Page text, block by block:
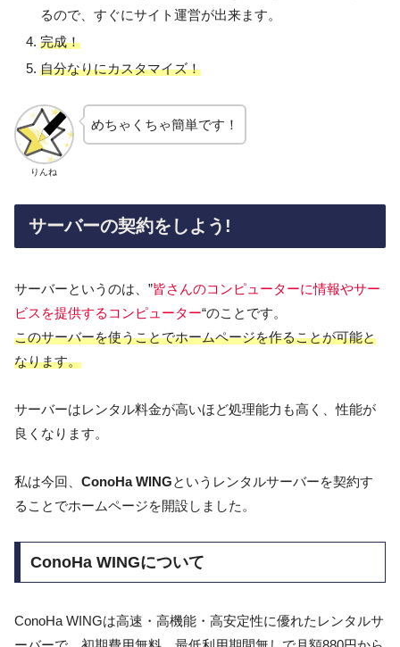
るので、すぐにサイト運営が出来ます。
完成！
自分なりにカスタマイズ！
りんね
めちゃくちゃ簡単です！
サーバーの契約をしよう!
サーバーというのは、”皆さんのコンピューターに情報やサー
ビスを提供するコンピューター“のことです。
このサーバーを使うことでホームページを作ることが可能と
なります。
サーバーはレンタル料金が高いほど処理能力も高く、性能が
良くなります。
私は今回、 ConoHa WINGというレンタルサーバーを契約す
ることでホームページを開設しました。
ConoHa WINGについて
ConoHa WINGは高速・高機能・高安定性に優れたレンタルサ